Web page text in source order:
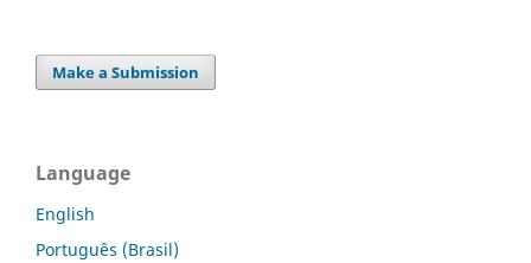
Make a Submission
Language
English
Português (Brasil)